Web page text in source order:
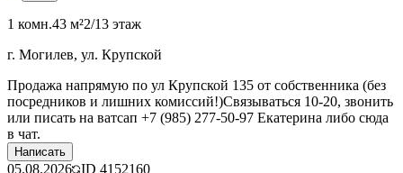
1 комн.43 м²2/13 этаж
г. Могилев, ул. Крупской
Продажа напрямую по ул Крупской 135 от собственника (без
посредников и лишних комиссий!)Связываться 10-20, звонить
или писать на ватсап +7 (985) 277-50-97 Екатерина либо сюда
в чат.
Написать
05.08.2026 ID 4152160